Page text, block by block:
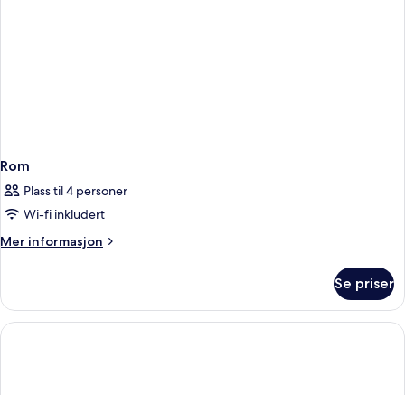
Rom
Plass til 4 personer
Wi-fi inkludert
Mer informasjon
Mer
Se priser